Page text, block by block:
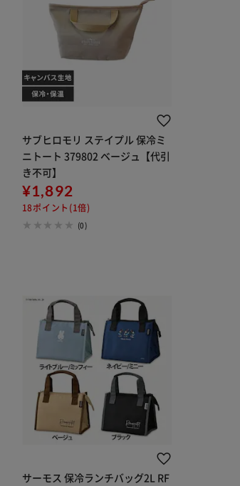
サブヒロモリ ステイプル 保冷ミ
ニトート 379802 ベージュ【代引
き不可】
¥1,892
18ポイント(1倍)
(0)
サーモス 保冷ランチバッグ2L RF